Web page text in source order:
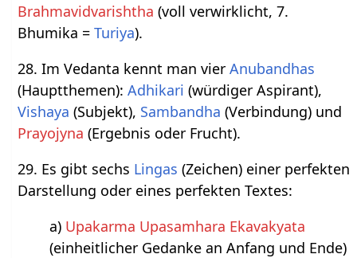
Brahmavidvarishtha (voll verwirklicht, 7.
Bhumika =Turiya).
28. Im Vedanta kennt man vierAnubandhas
(Hauptthemen):Adhikari (würdiger Aspirant),
Vishaya (Subjekt), Sambandha (Verbindung) und
Prayojyna (Ergebnis oder Frucht).
29. Es gibt sechs Lingas (Zeichen) einer perfekten
Darstellung oder eines perfekten Textes:
a) Upakarma Upasamhara Ekavakyata
(einheitlicher Gedanke an Anfang und Ende)